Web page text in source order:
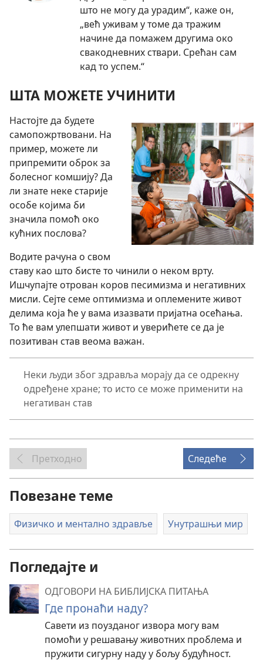
што не могу да урадим“, каже он,
„већ уживам у томе да тражим
начине да помажем другима око
свакодневних ствари. Срећан сам
кад то успем.“
ШТА МОЖЕТЕ УЧИНИТИ
Настојте да будете
самопожртвовани. На
пример, можете ли
припремити оброк за
болесног комшију? Да
ли знате неке старије
особе којима би
значила помоћ око
кућних послова?
Водите рачуна о свом
ставу као што бисте то чинили о неком врту.
Ишчупајте отрован коров песимизма и негативних
мисли. Сејте семе оптимизма и оплемените живот
делима која ће у вама изазвати пријатна осећања.
То ће вам улепшати живот и уверићете се да је
позитиван став веома важан.
Неки људи због здравља морају да се одрекну
одређене хране; то исто се може применити на
негативан став
Претходно Следеће
Повезане теме
Физичко и ментално здравље Унутрашњи мир
Погледајте и
ОДГОВОРИ НА БИБЛИЈСКА ПИТАЊА
Где пронаћи наду?
Савети из поузданог извора могу вам
помоћи у решавању животних проблема и
пружити сигурну наду у бољу будућност.